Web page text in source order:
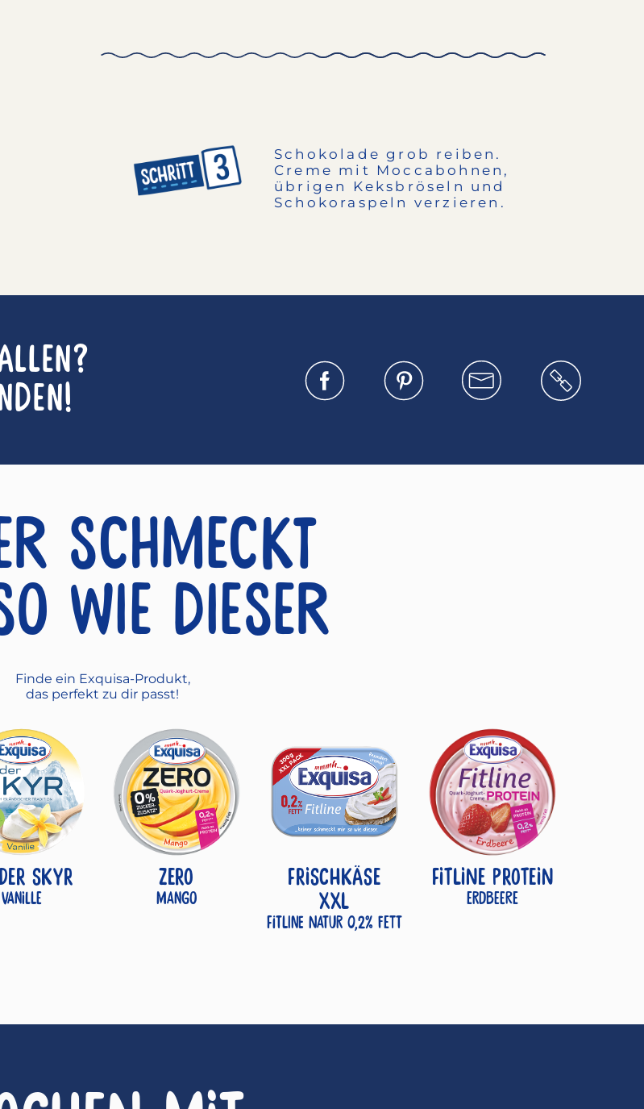
Schokolade grob reiben.
Creme mit Moccabohnen,
übrigen Keksbröseln und
Schokoraspeln verzieren.
schmeckt
wie dieser
Finde ein Exquisa-Produkt,
das perfekt zu dir passt!
SKYR
Vanille
ZERO
Mango
FRISCHKÄSE
XXL
Fitline Natur 0,2% Fett
FITLINE PROTEIN
Erdbeere